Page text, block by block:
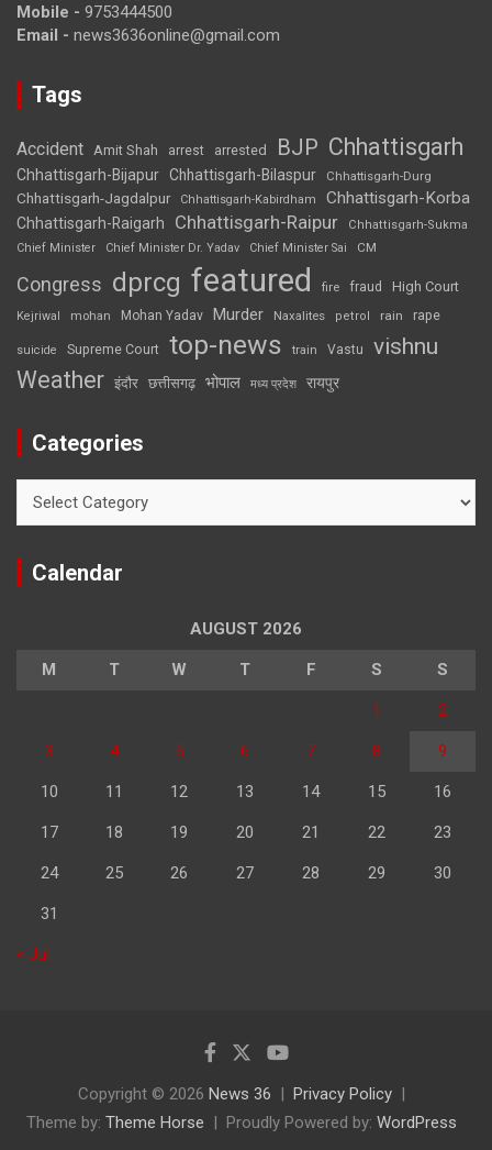
Mobile - 9753444500
Email - news3636online@gmail.com
Tags
Accident Amit Shah arrest arrested BJP Chhattisgarh
Chhattisgarh-Bijapur Chhattisgarh-Bilaspur Chhattisgarh-Durg
Chhattisgarh-Jagdalpur Chhattisgarh-Kabirdham Chhattisgarh-Korba
Chhattisgarh-Raigarh Chhattisgarh-Raipur
Chhattisgarh-Sukma
Chief Minister
Chief Minister Dr. Yadav Chief Minister Sai CM
Congress dprcg featured fire fraud High Court
Kejriwal mohan Mohan Yadav Murder Naxalites petrol rain rape
suicide Supreme Court top-news train Vastu vishnu
Weather इंदौर छत्तीसगढ़ भोपाल मध्य प्रदेश रायपुर
Categories
Calendar
AUGUST 2026
M T W T F S S
1 2
3 4 5 6 7 8 9
10 11 12 13 14 15 16
17 18 19 20 21 22 23
24 25 26 27 28 29 30
31
« Jul
Copyright © 2026 News 36
Privacy Policy
Theme by: Theme Horse Proudly Powered by: WordPress